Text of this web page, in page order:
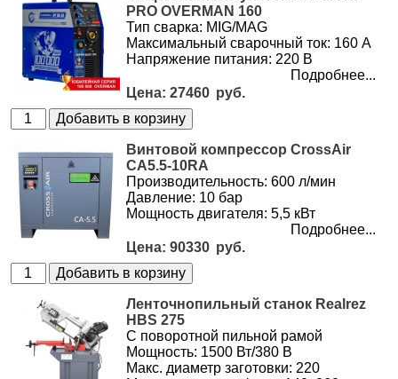
PRO OVERMAN 160
Тип сварка: MIG/MAG
Максимальный сварочный ток: 160 А
Напряжение питания: 220 В
Подробнее...
27460
Винтовой компрессор CrossAir
CA5.5-10RA
Производительность: 600 л/мин
Давление: 10 бар
Мощность двигателя: 5,5 кВт
Подробнее...
90330
Ленточнопильный станок Realrez
HBS 275
С поворотной пильной рамой
Мощность: 1500 Вт/380 В
Макс. диаметр заготовки: 220